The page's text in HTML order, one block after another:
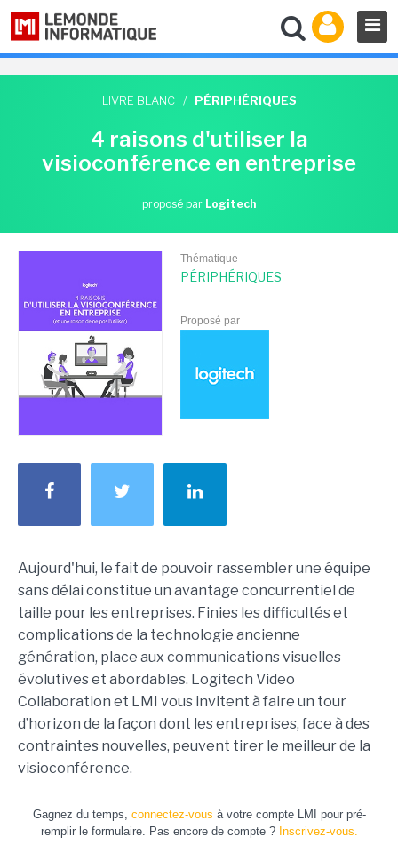
LIVRE BLANC / PÉRIPHÉRIQUES
4 raisons d'utiliser la
visioconférence en entreprise
proposé par Logitech
Thématique
PÉRIPHÉRIQUES
Proposé par
Aujourd'hui, le fait de pouvoir rassembler une équipe
sans délai constitue un avantage concurrentiel de
taille pour les entreprises. Finies les difficultés et
complications de la technologie ancienne
génération, place aux communications visuelles
évolutives et abordables. Logitech Video
Collaboration et LMI vous invitent à faire un tour
d’horizon de la façon dont les entreprises, face à des
contraintes nouvelles, peuvent tirer le meilleur de la
visioconférence.
Gagnez du temps, connectez-vous à votre compte LMI pour pré-
remplir le formulaire. Pas encore de compte ? Inscrivez-vous.